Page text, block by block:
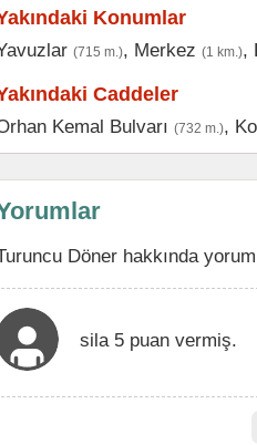
Konumlar
(715 m.), Merkez (1 km.),
Caddeler
Kemal Bulvarı (732 m.),
Döner hakkında
sila 5 puan vermiş.